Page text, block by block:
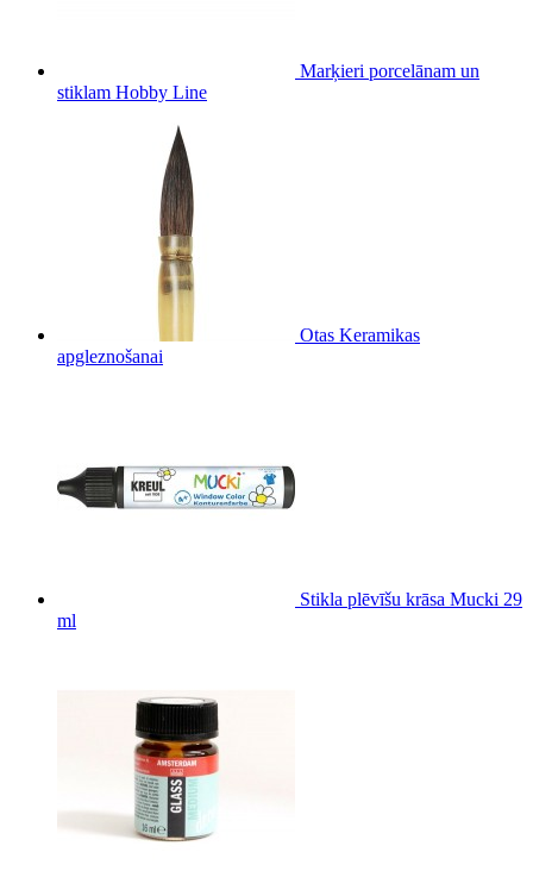
Marķieri porcelānam un
stiklam Hobby Line
Otas Keramikas
apgleznošanai
Stikla plēvīšu krāsa Mucki 29
ml